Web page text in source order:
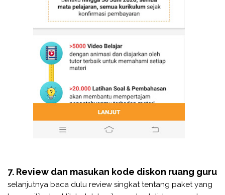
7. Review dan masukan kode diskon ruang guru
selanjutnya baca dulu review singkat tentang paket yang